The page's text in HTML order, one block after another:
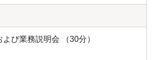
び業務説明会 （30分）